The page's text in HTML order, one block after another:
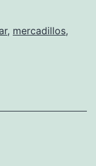
, mercadillos,